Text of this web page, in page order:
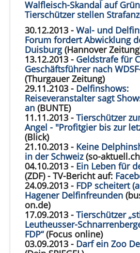
Walfleisch-Skandal auf
Tierschützer stellen
30.12.2013 - Wal- und
Forum fordert Abwicklung
Duisburg(Hannover
13.12.2013 - Geldstrafe für
Geschäftsführer nach
(Thurgauer Zeitung)
29.11.2103 - Delfinshows:
Reiseveranstalter sagt
an (BUNTE)
11.11.2013 - Tierschützer
Angel - "Profitgier bis zur
(Blick)
21.10.2013 - Keine
in der Schweiz(so-
04.10.2013 - Ein Leben für
(ZDF) - TV-Bericht auf:
24.09.2013 - FDP scheitert
Hagener Delfinfreunden
on.de)
17.09.2013 - Tierschützer
Leutheusser-
FDP“(Focus online)
03.09.2013 - Darf ein Zoo